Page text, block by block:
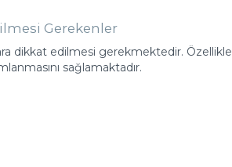
Gerekenler
dikkat edilmesi gerekmektedir. Özellikle
sağlamaktadır.